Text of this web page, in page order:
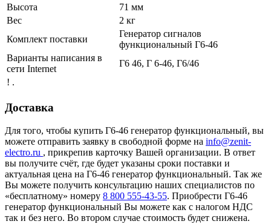
Высота
71 мм
Вес
2 кг
Комплект поставки
Генератор сигналов
функциональный Г6-46
Варианты написания в
сети Internet
Г6 46, Г 6-46, Г6/46
! .
Доставка
Для того, чтобы купить Г6-46 генератор функциональный, вы
можете отправить заявку в свободной форме на info@zenit-
electro.ru , прикрепив карточку Вашей организации. В ответ
вы получите счёт, где будет указаны сроки поставки и
актуальная цена на Г6-46 генератор функциональный. Так же
Вы можете получить консультацию наших специалистов по
«бесплатному» номеру 8 800 555-43-55. Приобрести Г6-46
генератор функциональный Вы можете как с налогом НДС
так и без него. Во втором случае стоимость будет снижена.